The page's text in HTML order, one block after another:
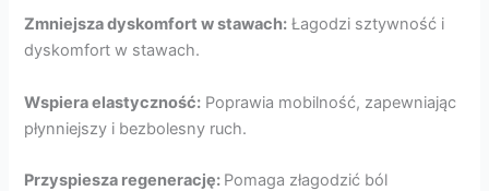
Zmniejsza dyskomfort w stawach: Łagodzi sztywność i
dyskomfort w stawach.
Wspiera elastyczność: Poprawia mobilność, zapewniając
płynniejszy i bezbolesny ruch.
Przyspiesza regenerację: Pomaga złagodzić ból